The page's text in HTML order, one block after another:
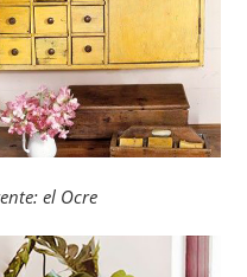
el Ocre